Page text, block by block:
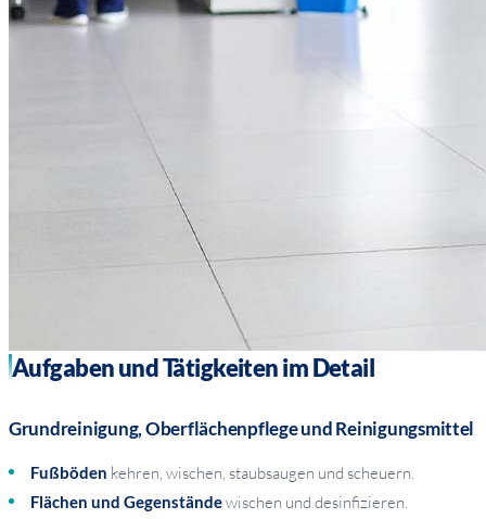
Aufgaben und Tätigkeiten im Detail
Grundreinigung, Oberflächenpflege und Reinigungsmittel
Fußböden kehren, wischen, staubsaugen und scheuern.
Flächen und Gegenständewischen und desinfizieren.